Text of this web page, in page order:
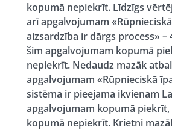
kopumā nepiekrīt. Līdzīgs
arī apgalvojumam
aizsardzība ir dārgs process» –
šim apgalvojumam kopumā
nepiekrīt. Nedaudz mazāk
apgalvojumam «Rūpnieciskā
sistēma ir pieejama ikvienam
apgalvojumam kopumā piekrīt,
kopumā nepiekrīt. Krietni